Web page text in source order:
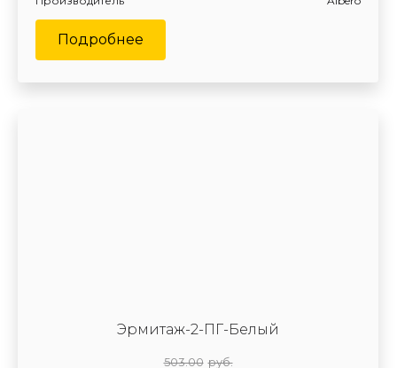
Подробнее
Эрмитаж-2-ПГ-Белый
руб.
503.00